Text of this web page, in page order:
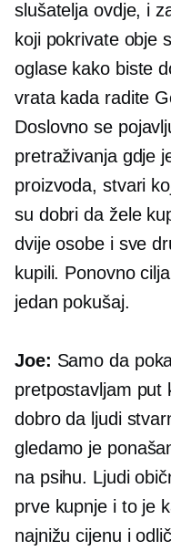
slušatelja ovdje, i
koji pokrivate obje
oglase kako biste
vrata kada radite
Doslovno se
pretraživanja gdje
proizvoda, stvari
su dobri da žele
dvije osobe i sve
kupili. Ponovno
jedan pokušaj.
Joe: Samo da
pretpostavljam put
dobro da ljudi
gledamo je
na psihu. Ljudi
prve kupnje i to je
najnižu cijenu i